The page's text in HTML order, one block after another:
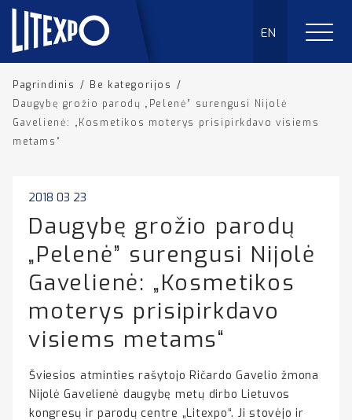
EN
Pagrindinis / Be kategorijos /
Daugybę grožio parodų „Pelenė” surengusi Nijolė
Gavelienė: „Kosmetikos moterys prisipirkdavo visiems
metams“
2018 03 23
Daugybę grožio parodų
„Pelenė” surengusi Nijolė
Gavelienė: „Kosmetikos
moterys prisipirkdavo
visiems metams“
Šviesios atminties rašytojo Ričardo Gavelio žmona
Nijolė Gavelienė daugybę metų dirbo Lietuvos
kongresų ir parodų centre „Litexpo“. Ji stovėjo ir